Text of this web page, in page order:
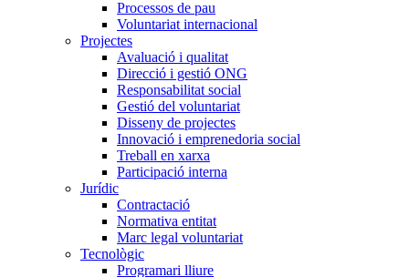
Processos de pau
Voluntariat internacional
Projectes
Avaluació i qualitat
Direcció i gestió ONG
Responsabilitat social
Gestió del voluntariat
Disseny de projectes
Innovació i emprenedoria social
Treball en xarxa
Participació interna
Jurídic
Contractació
Normativa entitat
Marc legal voluntariat
Tecnològic
Programari lliure